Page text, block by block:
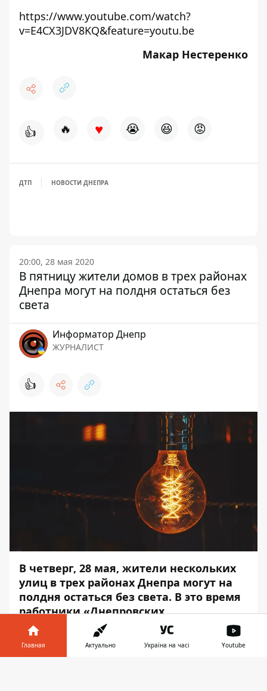
https://www.youtube.com/watch?
v=E4CX3JDV8KQ&feature=youtu.be
Макар Нестеренко
👍 🔥 ♥ 😭 😆 😡
ДТП НОВОСТИ ДНЕПРА
20:00, 28 мая 2020
В пятницу жители домов в трех районах
Днепра могут на полдня остаться без
света
Информатор Днепр
ЖУРНАЛИСТ
👍
В четверг, 28 мая, жители нескольких
улиц в трех районах Днепра могут на
полдня остаться без света. В это время
работники «Днепровских
электросетей» будут проводить
техническое обслуживание линии и
рассматривать жалобы касательно
Главная Актуально Україна на часі Youtube